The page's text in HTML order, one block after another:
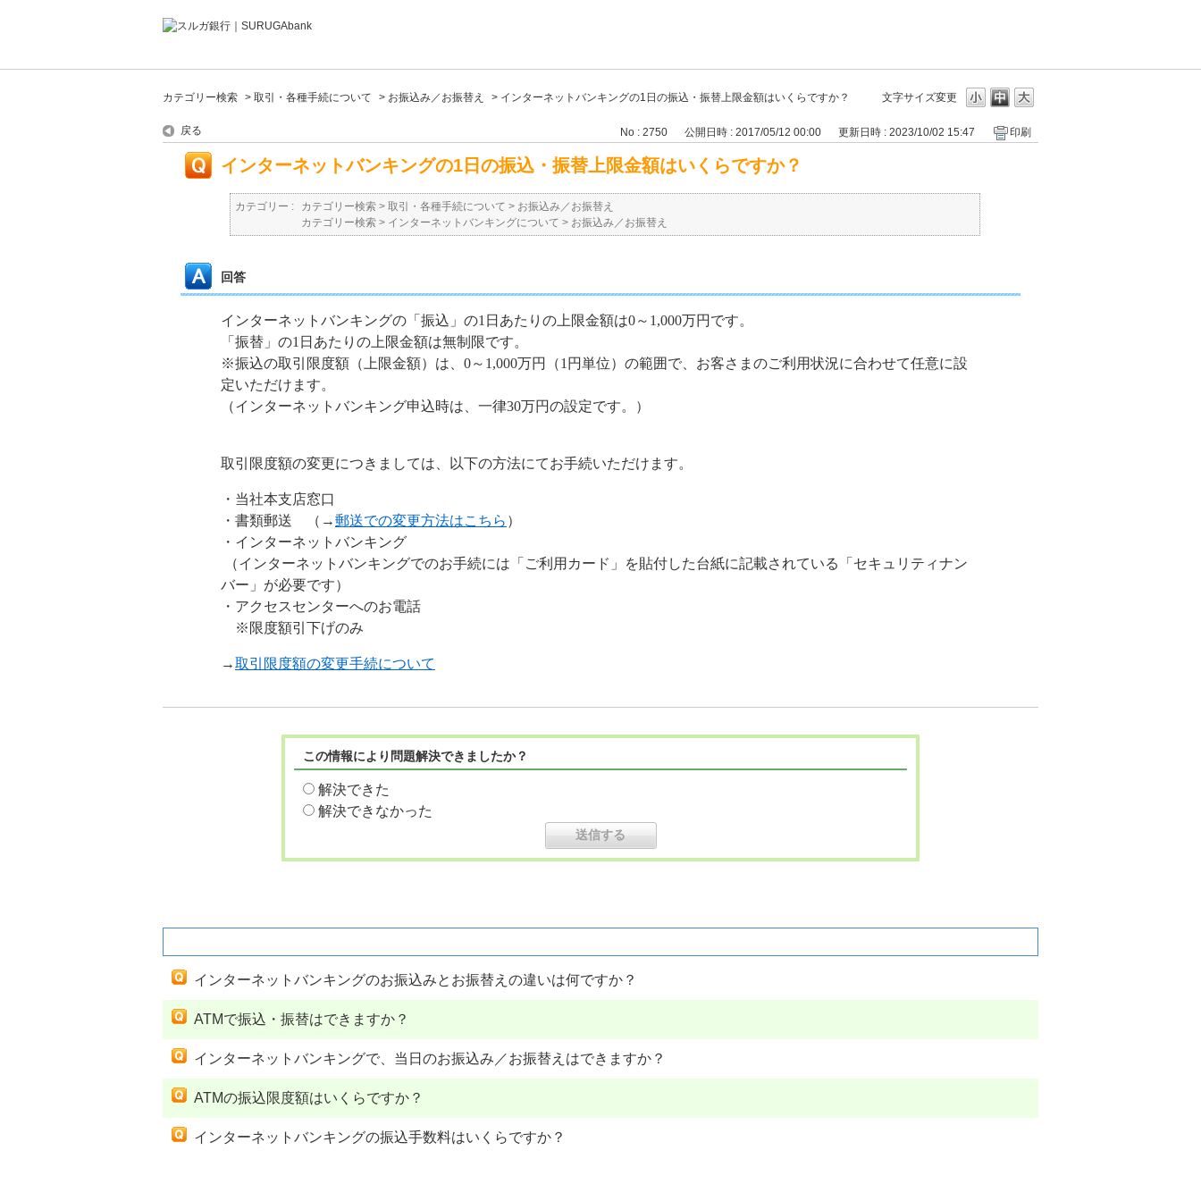
文字サイズ変更
カテゴリー検索 > 取引・各種手続について > お振込み／お振替え > インターネットバンキングの1日の振込・振替上限金額はいくらですか？
戻る No : 2750 公開日時 : 2017/05/12 00:00 更新日時 : 2023/10/02 15:47 印刷
インターネットバンキングの1日の振込・振替上限金額はいくらですか？
カテゴリー : カテゴリー検索 > 取引・各種手続について > お振込み／お振替え
カテゴリー検索 > インターネットバンキングについて > お振込み／お振替え
回答
インターネットバンキングの「振込」の1日あたりの上限金額は0～1,000万円です。
「振替」の1日あたりの上限金額は無制限です。
※振込の取引限度額（上限金額）は、0～1,000万円（1円単位）の範囲で、お客さまのご利用状況に合わせて任意に設
定いただけます。
（インターネットバンキング申込時は、一律30万円の設定です。）
取引限度額の変更につきましては、以下の方法にてお手続いただけます。
・当社本支店窓口
・書類郵送 （→郵送での変更方法はこちら ）
・インターネットバンキング
（インターネットバンキングでのお手続には「ご利用カード」を貼付した台紙に記載されている「セキュリティナン
バー」が必要です）
・アクセスセンターへのお電話
※限度額引下げのみ
→取引限度額の変更手続について
この情報により問題解決できましたか？
解決できた
解決できなかった
インターネットバンキングのお振込みとお振替えの違いは何ですか？
ATMで振込・振替はできますか？
インターネットバンキングで、当日のお振込み／お振替えはできますか？
ATMの振込限度額はいくらですか？
インターネットバンキングの振込手数料はいくらですか？